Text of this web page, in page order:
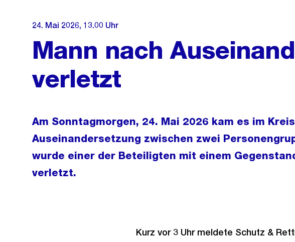
24. Mai 2026, 13.00 Uhr
Mann nach
verletzt
Am Sonntagmorgen, 24. Mai 2026 kam es im
Auseinandersetzung zwischen zwei
wurde einer der Beteiligten mit einem
verletzt.
Kurz vor 3 Uhr meldete Schutz &